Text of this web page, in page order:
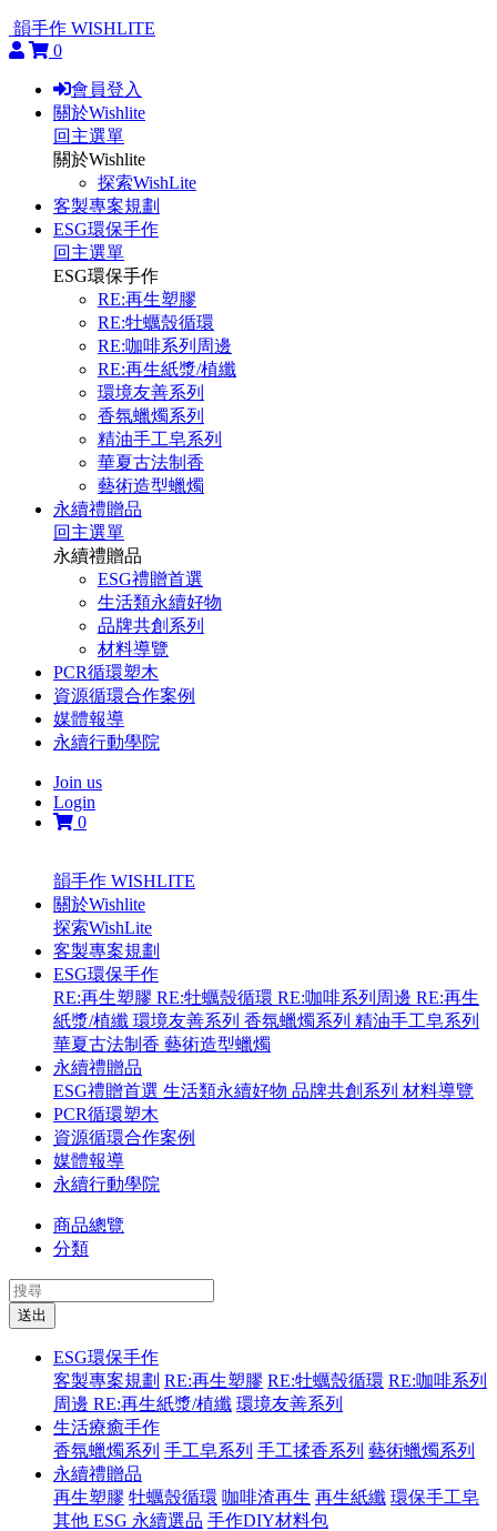
韻手作 WISHLITE
0
會員登入
關於Wishlite
回主選單
關於Wishlite
探索WishLite
客製專案規劃
ESG環保手作
回主選單
ESG環保手作
RE:再生塑膠
RE:牡蠣殼循環
RE:咖啡系列周邊
RE:再生紙漿/植纖
環境友善系列
香氛蠟燭系列
精油手工皂系列
華夏古法制香
藝術造型蠟燭
永續禮贈品
回主選單
永續禮贈品
ESG禮贈首選
生活類永續好物
品牌共創系列
材料導覽
PCR循環塑木
資源循環合作案例
媒體報導
永續行動學院
Join us
Login
0
韻手作 WISHLITE
關於Wishlite
探索WishLite
客製專案規劃
ESG環保手作
RE:再生塑膠 RE:牡蠣殼循環 RE:咖啡系列周邊 RE:再生
紙漿/植纖 環境友善系列 香氛蠟燭系列 精油手工皂系列
華夏古法制香 藝術造型蠟燭
永續禮贈品
ESG禮贈首選 生活類永續好物 品牌共創系列 材料導覽
PCR循環塑木
資源循環合作案例
媒體報導
永續行動學院
商品總覽
分類
送出
ESG環保手作
客製專案規劃 RE:再生塑膠 RE:牡蠣殼循環 RE:咖啡系列
周邊 RE:再生紙漿/植纖 環境友善系列
生活療癒手作
香氛蠟燭系列 手工皂系列 手工揉香系列 藝術蠟燭系列
永續禮贈品
再生塑膠 牡蠣殼循環 咖啡渣再生 再生紙纖 環保手工皂
其他 ESG 永續選品 手作DIY材料包